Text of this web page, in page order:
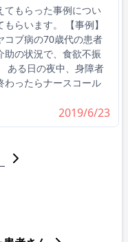
てもらった事例につい
らいます。 【事例】
コブ病の70歳代の患者
助の状況で、食欲不振
ある日の夜中、身障者
わったらナースコール
2019/6/23